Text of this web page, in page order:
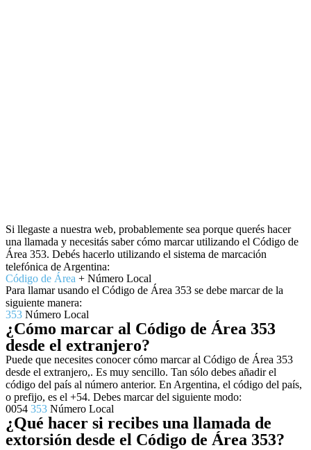
Si llegaste a nuestra web, probablemente sea porque querés hacer
una llamada y necesitás saber cómo marcar utilizando el Código de
Área 353. Debés hacerlo utilizando el sistema de marcación
telefónica de Argentina:
Código de Área + Número Local
Para llamar usando el Código de Área 353 se debe marcar de la
siguiente manera:
353 Número Local
¿Cómo marcar al Código de Área 353
desde el extranjero?
Puede que necesites conocer cómo marcar al Código de Área 353
desde el extranjero,. Es muy sencillo. Tan sólo debes añadir el
código del país al número anterior. En Argentina, el código del país,
o prefijo, es el +54. Debes marcar del siguiente modo:
0054 353 Número Local
¿Qué hacer si recibes una llamada de
extorsión desde el Código de Área 353?